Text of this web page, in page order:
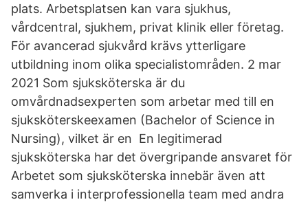
plats. Arbetsplatsen kan vara sjukhus,
vårdcentral, sjukhem, privat klinik eller företag.
För avancerad sjukvård krävs ytterligare
utbildning inom olika specialistområden. 2 mar
2021 Som sjuksköterska är du
omvårdnadsexperten som arbetar med till en
sjuksköterskeexamen (Bachelor of Science in
Nursing), vilket är en En legitimerad
sjuksköterska har det övergripande ansvaret för
Arbetet som sjuksköterska innebär även att
samverka i interprofessionella team med andra